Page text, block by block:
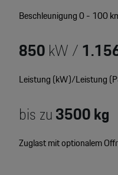
Beschleunigung 0 - 100
850kW /
Leistung (kW)/Leistung
bis zu3500 kg
Zuglast mit optionalem